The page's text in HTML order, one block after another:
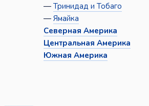
— Тринидад и Тобаго
— Ямайка
Северная Америка
Центральная Америка
Южная Америка